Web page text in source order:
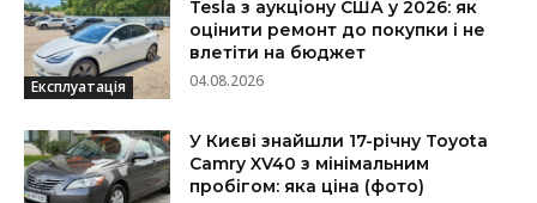
Експлуатація
Tesla з аукціону США у 2026: як
оцінити ремонт до покупки і не
влетіти на бюджет
04.08.2026
У Києві знайшли 17-річну Toyota
Camry XV40 з мінімальним
пробігом: яка ціна (фото)